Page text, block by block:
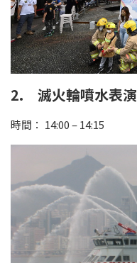
2. 滅火輪噴水表演
時間： 14:00 – 14:15